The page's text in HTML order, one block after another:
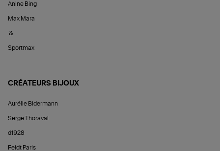
Anine Bing
Max Mara
&
Sportmax
CRÉATEURS BIJOUX
Aurélie Bidermann
Serge Thoraval
d1928
Feidt Paris